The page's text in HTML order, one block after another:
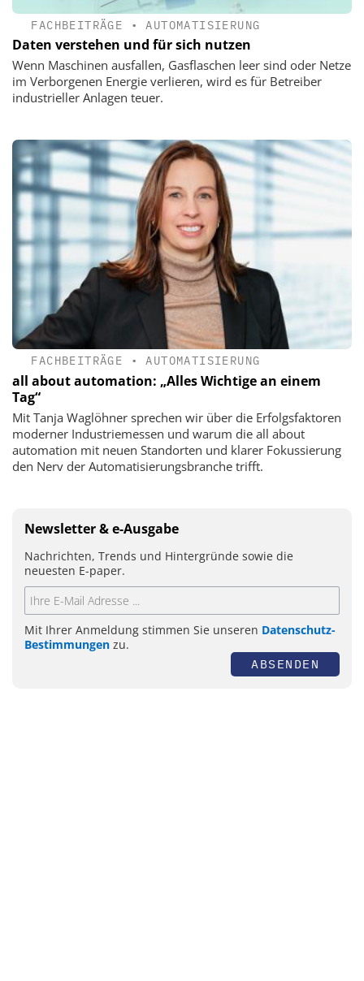
FACHBEITRÄGE •AUTOMATISIERUNG
Daten verstehen und für sich nutzen
Wenn Maschinen ausfallen, Gasflaschen leer sind oder Netze
im Verborgenen Energie verlieren, wird es für Betreiber
industrieller Anlagen teuer.
FACHBEITRÄGE •AUTOMATISIERUNG
all about automation: „Alles Wichtige an einem
Tag“
Mit Tanja Waglöhner sprechen wir über die Erfolgsfaktoren
moderner Industriemessen und warum die all about
automation mit neuen Standorten und klarer Fokussierung
den Nerv der Automatisierungsbranche trifft.
Newsletter & e-Ausgabe
Nachrichten, Trends und Hintergründe sowie die
neuesten E-paper.
Mit Ihrer Anmeldung stimmen Sie unseren Datenschutz-
Bestimmungen zu.
ABSENDEN